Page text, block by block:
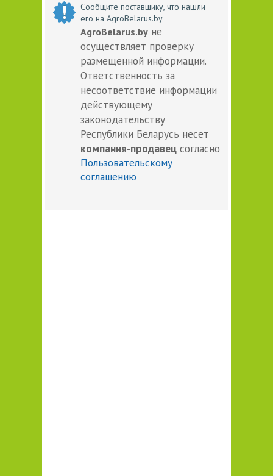
Сообщите поставщику, что нашли
его на AgroBelarus.by
AgroBelarus.by не
осуществляет проверку
размещенной информации.
Ответственность за
несоответствие информации
действующему
законодательству
Республики Беларусь несет
компания-продавец согласно
Пользовательскому
соглашению